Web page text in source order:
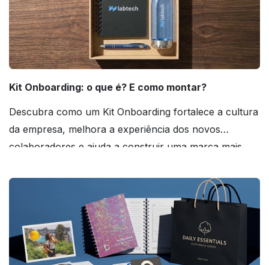
Kit Onboarding: o que é? E como montar?
Descubra como um Kit Onboarding fortalece a cultura
da empresa, melhora a experiência dos novos
colaboradores e ajuda a construir uma marca mais